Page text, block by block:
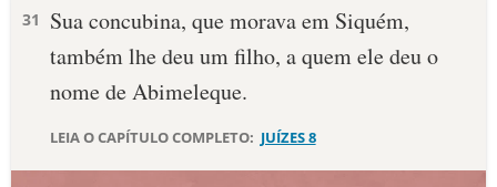
PALAVRA DO DIA
DEVOCIONAL DIÁRIO
31
Sua concubina, que morava em Siquém,
também lhe deu um filho, a quem ele deu o
nome de Abimeleque.
LEIA O CAPÍTULO COMPLETO: JUÍZES 8